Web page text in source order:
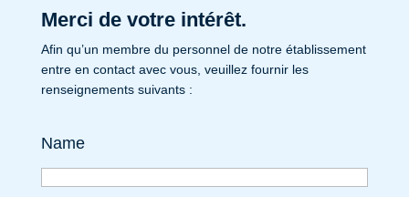
Merci de votre intérêt.
Afin qu’un membre du personnel de notre établissement
entre en contact avec vous, veuillez fournir les
renseignements suivants :
Name